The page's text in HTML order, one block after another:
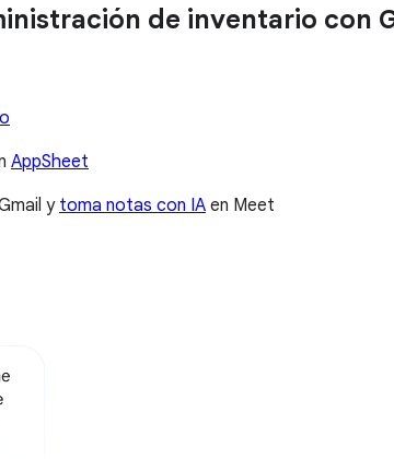
de inventario con
AppSheet
y toma notas con IA en Meet